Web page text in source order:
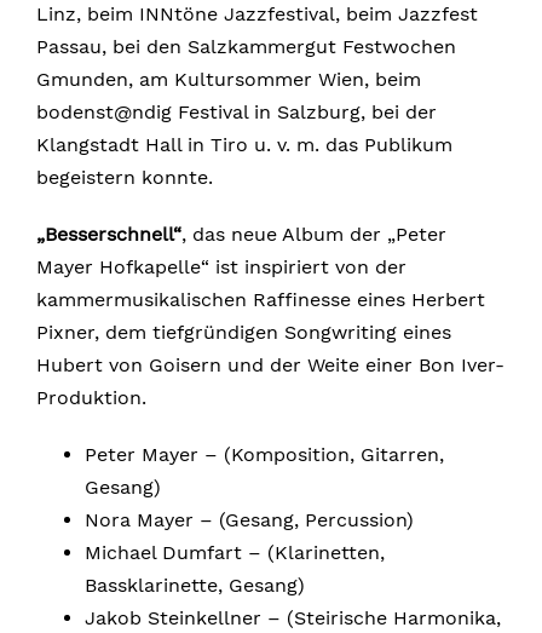
Linz, beim INNtöne Jazzfestival, beim Jazzfest
Passau, bei den Salzkammergut Festwochen
Gmunden, am Kultursommer Wien, beim
bodenst@ndig Festival in Salzburg, bei der
Klangstadt Hall in Tiro u. v. m. das Publikum
begeistern konnte.
„Besserschnell“, das neue Album der „Peter
Mayer Hofkapelle“ ist inspiriert von der
kammermusikalischen Raffinesse eines Herbert
Pixner, dem tiefgründigen Songwriting eines
Hubert von Goisern und der Weite einer Bon Iver-
Produktion.
Peter Mayer – (Komposition, Gitarren,
Gesang)
Nora Mayer – (Gesang, Percussion)
Michael Dumfart – (Klarinetten,
Bassklarinette, Gesang)
Jakob Steinkellner – (Steirische Harmonika,